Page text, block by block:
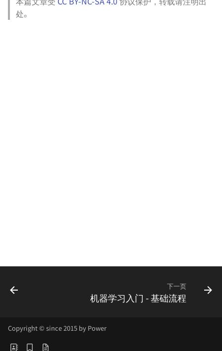
处。
下一页
机器学习入门 - 基础流程
Copyright © since 2015 by Power